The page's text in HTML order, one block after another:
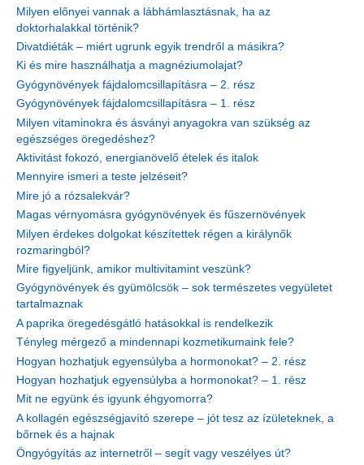
Milyen előnyei vannak a lábhámlasztásnak, ha az
doktorhalakkal történik?
Divatdiéták – miért ugrunk egyik trendről a másikra?
Ki és mire használhatja a magnéziumolajat?
Gyógynövények fájdalomcsillapításra – 2. rész
Gyógynövények fájdalomcsillapításra – 1. rész
Milyen vitaminokra és ásványi anyagokra van szükség az
egészséges öregedéshez?
Aktivitást fokozó, energianövelő ételek és italok
Mennyire ismeri a teste jelzéseit?
Mire jó a rózsalekvár?
Magas vérnyomásra gyógynövények és fűszernövények
Milyen érdekes dolgokat készítettek régen a királynők
rozmaringból?
Mire figyeljünk, amikor multivitamint veszünk?
Gyógynövények és gyümölcsök – sok természetes vegyületet
tartalmaznak
A paprika öregedésgátló hatásokkal is rendelkezik
Tényleg mérgező a mindennapi kozmetikumaink fele?
Hogyan hozhatjuk egyensúlyba a hormonokat? – 2. rész
Hogyan hozhatjuk egyensúlyba a hormonokat? – 1. rész
Mit ne együnk és igyunk éhgyomorra?
A kollagén egészségjavító szerepe – jót tesz az ízületeknek, a
bőrnek és a hajnak
Öngyógyítás az internetről – segít vagy veszélyes út?